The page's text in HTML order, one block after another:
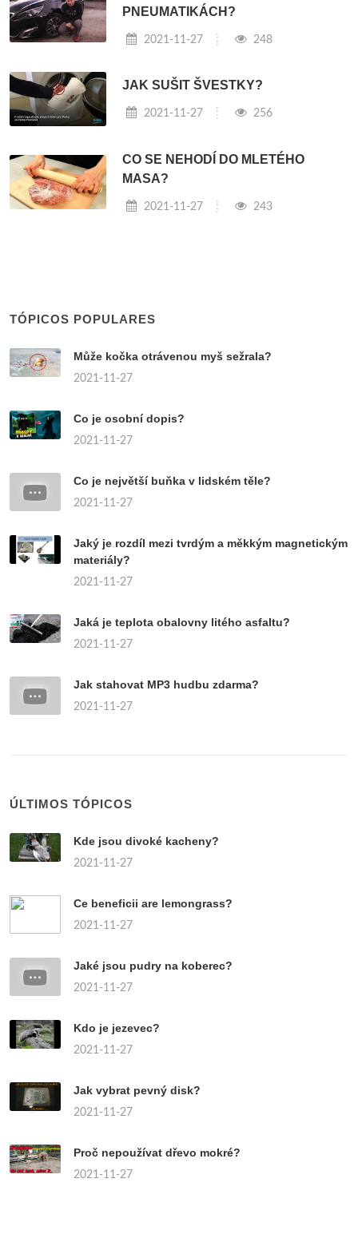
PNEUMATIKÁCH?
2021-11-27 248
JAK SUŠIT ŠVESTKY?
2021-11-27 256
CO SE NEHODÍ DO MLETÉHO
MASA?
2021-11-27 243
TÓPICOS POPULARES
Může kočka otrávenou myš sežrala?
2021-11-27
Co je osobní dopis?
2021-11-27
Co je největší buňka v lidském těle?
2021-11-27
Jaký je rozdíl mezi tvrdým a měkkým magnetickým
materiály?
2021-11-27
Jaká je teplota obalovny litého asfaltu?
2021-11-27
Jak stahovat MP3 hudbu zdarma?
2021-11-27
ÚLTIMOS TÓPICOS
Kde jsou divoké kacheny?
2021-11-27
Ce beneficii are lemongrass?
2021-11-27
Jaké jsou pudry na koberec?
2021-11-27
Kdo je jezevec?
2021-11-27
Jak vybrat pevný disk?
2021-11-27
Proč nepoužívat dřevo mokré?
2021-11-27